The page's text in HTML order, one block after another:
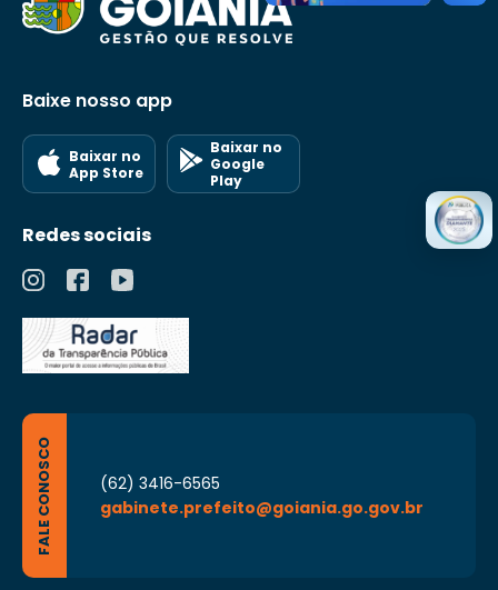
Baixe nosso app
Baixar no
App Store
Baixar no
Google
Play
Redes sociais
FALE CONOSCO
(62) 3416-6565
gabinete.prefeito@goiania.go.gov.br